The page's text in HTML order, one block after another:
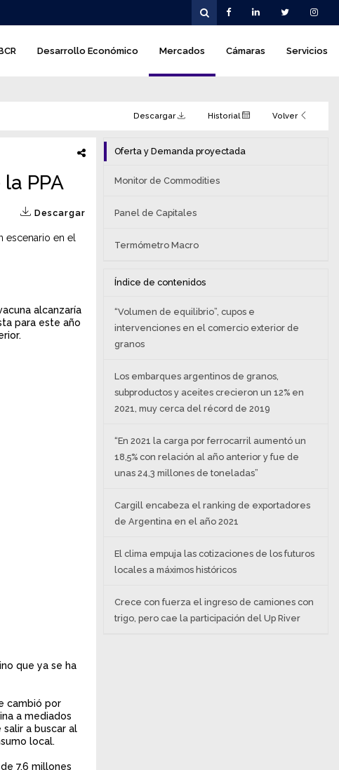
Desarrollo Económico Mercados Cámaras Servicios
Descargar Historial Volver
PPA
Descargar
escenario en el
alcanzaría
para este año
que ya se ha
cambió por
a mediados
a buscar al
local.
7,6 millones
Oferta y Demanda proyectada
Monitor de Commodities
Panel de Capitales
Termómetro Macro
Índice de contenidos
“Volumen de equilibrio”, cupos e
intervenciones en el comercio exterior de
granos
Los embarques argentinos de granos,
subproductos y aceites crecieron un 12% en
2021, muy cerca del récord de 2019
“En 2021 la carga por ferrocarril aumentó un
18,5% con relación al año anterior y fue de
unas 24,3 millones de toneladas”
Cargill encabeza el ranking de exportadores
de Argentina en el año 2021
El clima empuja las cotizaciones de los futuros
locales a máximos históricos
Crece con fuerza el ingreso de camiones con
trigo, pero cae la participación del Up River